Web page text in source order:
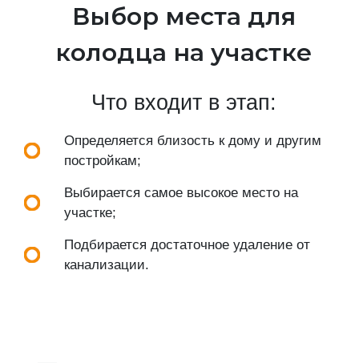
Выбор места для
колодца на участке
Что входит в этап:
Определяется близость к дому и другим
постройкам;
Выбирается самое высокое место на
участке;
Подбирается достаточное удаление от
канализации.